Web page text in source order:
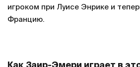
игроком при Луисе Энрике и
Францию.